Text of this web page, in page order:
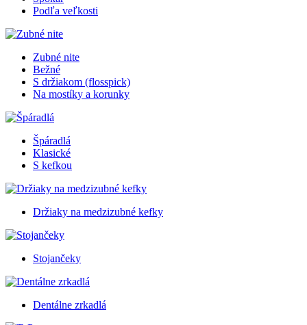
Podľa veľkosti
Zubné nite
Bežné
S držiakom (flosspick)
Na mostíky a korunky
Špáradlá
Klasické
S kefkou
Držiaky na medzizubné kefky
Stojančeky
Dentálne zrkadlá